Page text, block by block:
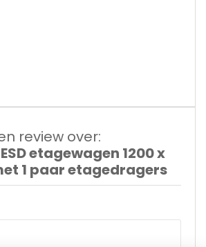
review over:
etagewagen 1200 x
1 paar etagedragers